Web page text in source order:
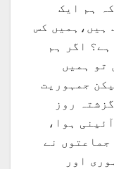
ہم ایک
ہیں،ہمیں کس
اگر ہم
تو ہمیں
جمہوریت
روز
ہوا،
جماعتوں نے
اور